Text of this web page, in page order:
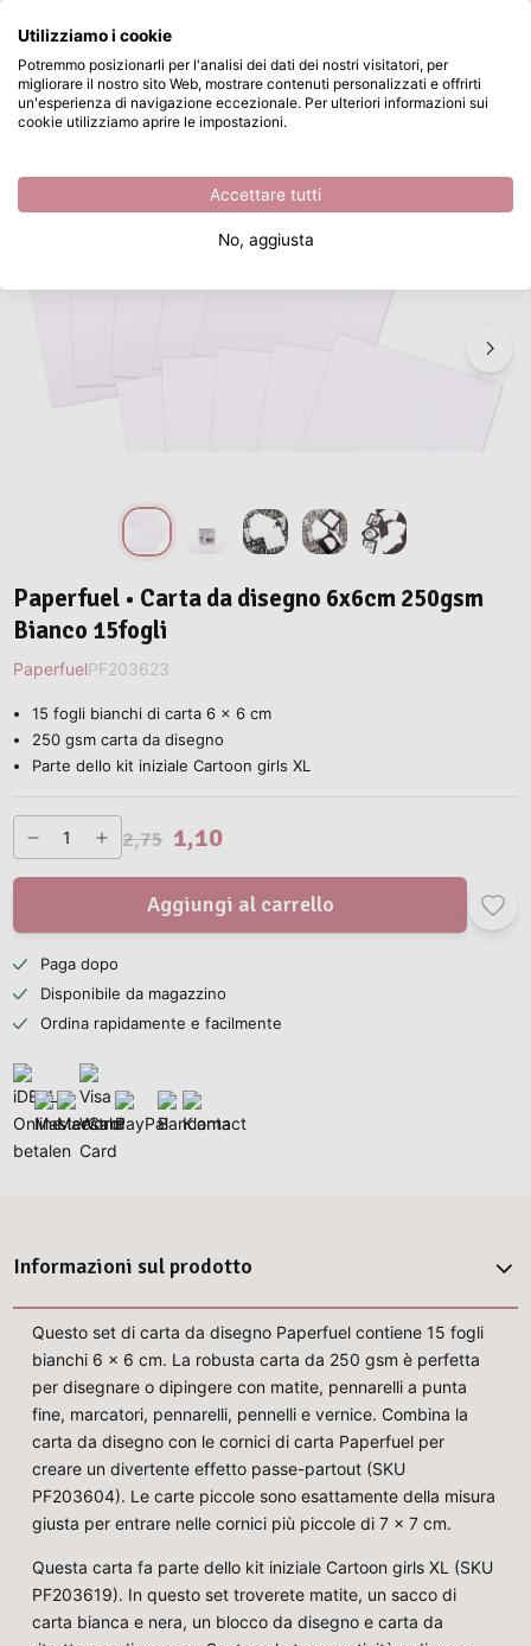
Passa al contenuto principale
Disponibile da magazzino Paperfuel • Carta da disegno 6x6cm 250gsm Bianco 15fogli
/ Carta /
Paperfuel • Carta da disegno 6x6cm 250gsm
Bianco 15fogli
PaperfuelPF203623
15 fogli bianchi di carta 6 x 6 cm
250 gsm carta da disegno
Parte dello kit iniziale Cartoon girls XL
2,75 1,10
Aggiungi al carrello
Paga dopo
Disponibile da magazzino
Ordina rapidamente e facilmente
Informazioni sul prodotto
Questo set di carta da disegno Paperfuel contiene 15 fogli
bianchi 6 x 6 cm. La robusta carta da 250 gsm è perfetta
per disegnare o dipingere con matite, pennarelli a punta
fine, marcatori, pennarelli, pennelli e vernice. Combina la
carta da disegno con le cornici di carta Paperfuel per
creare un divertente effetto passe-partout (SKU
PF203604). Le carte piccole sono esattamente della misura
giusta per entrare nelle cornici più piccole di 7 x 7 cm.
Questa carta fa parte dello kit iniziale Cartoon girls XL (SKU
PF203619). In questo set troverete matite, un sacco di
carta bianca e nera, un blocco da disegno e carta da
Cosa stai cercando?
Utilizziamo i cookie
Potremmo posizionarli per l'analisi dei dati dei nostri visitatori, per
migliorare il nostro sito Web, mostrare contenuti personalizzati e offrirti
un'esperienza di navigazione eccezionale. Per ulteriori informazioni sui
cookie utilizziamo aprire le impostazioni.
Accettare tutti
No, aggiusta